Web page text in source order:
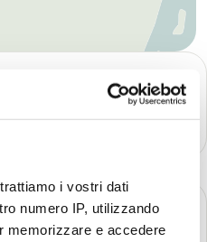
trattiamo i vostri dati
numero IP, utilizzando
memorizzare e accedere